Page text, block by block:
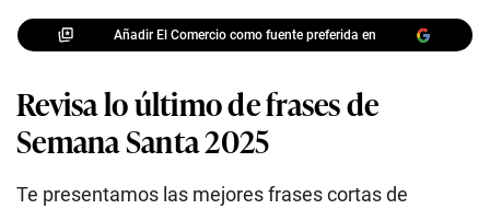
Añadir El Comercio como fuente preferida en
Revisa lo último de frases de
Semana Santa 2025
Te presentamos las mejores frases cortas de